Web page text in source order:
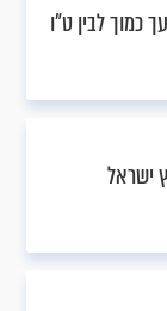
כמוך לבין ט"ו
ישראל